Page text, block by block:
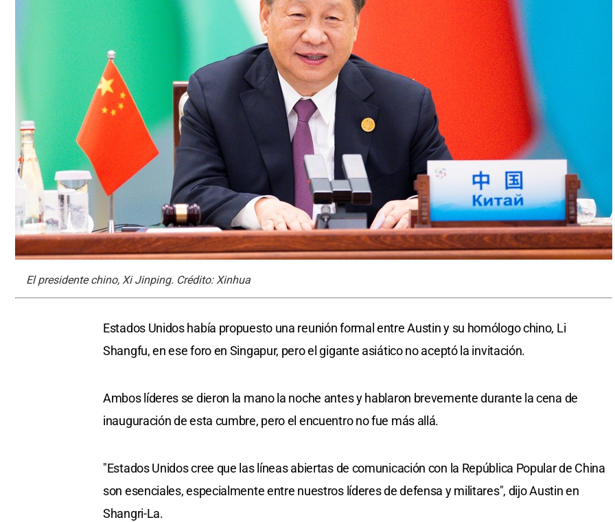
El presidente chino, Xi Jinping. Crédito: Xinhua
Estados Unidos había propuesto una reunión formal entre Austin y su homólogo chino, Li
Shangfu, en ese foro en Singapur, pero el gigante asiático no aceptó la invitación.
Ambos líderes se dieron la mano la noche antes y hablaron brevemente durante la cena de
inauguración de esta cumbre, pero el encuentro no fue más allá.
"Estados Unidos cree que las líneas abiertas de comunicación con la República Popular de China
son esenciales, especialmente entre nuestros líderes de defensa y militares", dijo Austin en
Shangri-La.